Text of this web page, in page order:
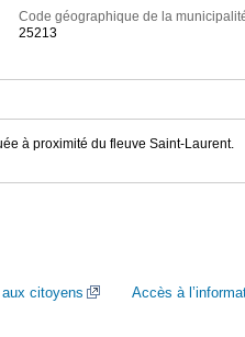
Code géographique de la
25213
à proximité du fleuve Saint-Laurent.
citoyens Accès à